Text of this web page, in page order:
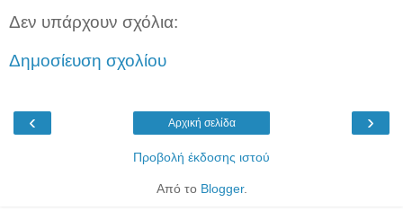
Δεν υπάρχουν σχόλια:
Δημοσίευση σχολίου
‹ ›
Αρχική σελίδα
Προβολή έκδοσης ιστού
Από το Blogger.